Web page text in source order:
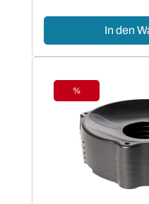
In den
Rabatt
%